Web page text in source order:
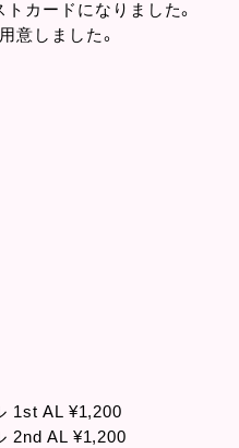
カードになりました。
意しました。
1st AL ¥1,200
2nd AL ¥1,200